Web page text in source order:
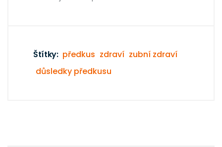
Štítky: předkus zdraví zubní zdraví
důsledky předkusu